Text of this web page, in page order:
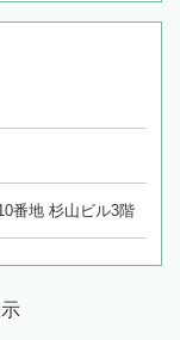
番地 杉山ビル3階